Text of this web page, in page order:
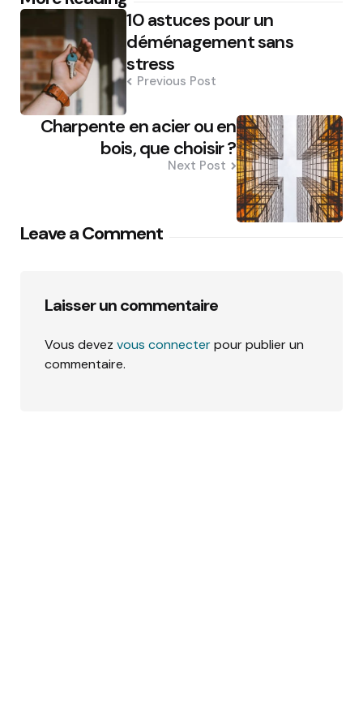
navigation
10 astuces pour un
déménagement sans
stress
Previous Post
Charpente en acier ou en
bois, que choisir ?
Next Post
Leave a Comment
Laisser un commentaire
Vous devez vous connecterpour publier un
commentaire.